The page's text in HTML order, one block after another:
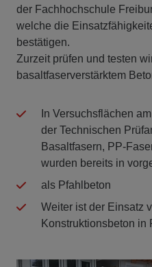
der Fachhochschule
welche die
bestätigen.
Zurzeit prüfen und testen
basaltfaserverstärktem
In Versuchsflächen
der Technischen
Basaltfasern, PP-
wurden bereits in
als Pfahlbeton
Weiter ist der Einsatz
Konstruktionsbeton in